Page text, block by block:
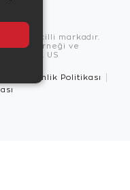
tescilli markadır.
Derneği ve
üyesidir. US
Güvenlik Politikası